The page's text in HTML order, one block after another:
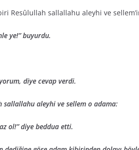
Resûlullah sallallahu aleyhi ve
ye!” buyurdu.
diye cevap verdi.
sallallahu aleyhi ve sellem o adama:
ol!” diye beddua etti.